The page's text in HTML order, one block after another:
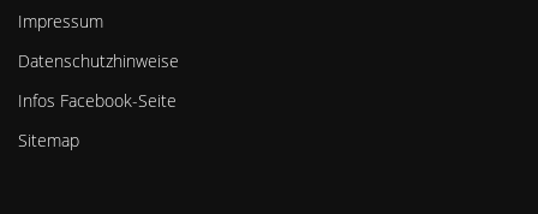
Impressum
Datenschutzhinweise
Infos Facebook-Seite
Sitemap